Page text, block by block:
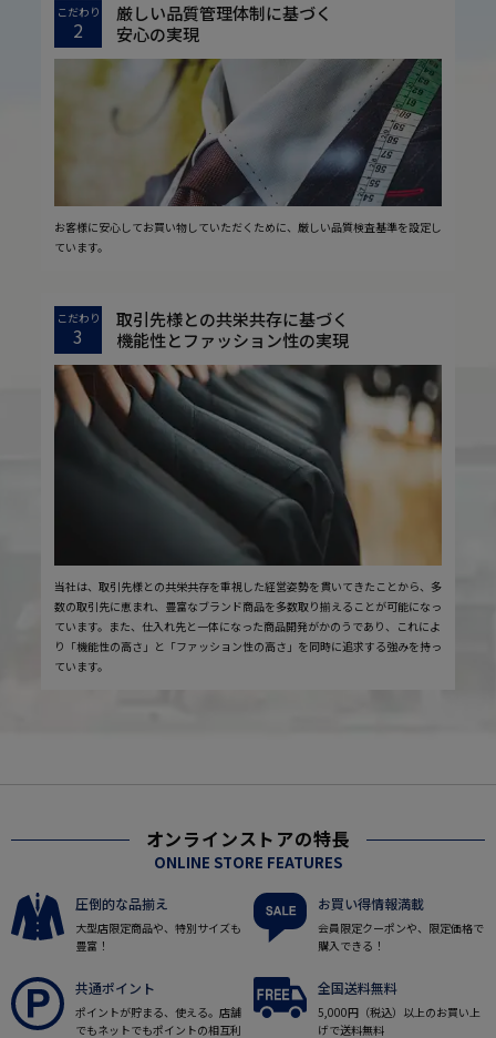
こだわり
2
厳しい品質管理体制に基づく
安心の実現
お客様に安心してお買い物していただくために、厳しい品質検査基準を設定し
ています。
こだわり
3
取引先様との共栄共存に基づく
機能性とファッション性の実現
当社は、取引先様との共栄共存を重視した経営姿勢を貫いてきたことから、多
数の取引先に恵まれ、豊富なブランド商品を多数取り揃えることが可能になっ
ています。また、仕入れ先と一体になった商品開発がかのうであり、これによ
り「機能性の高さ」と「ファッション性の高さ」を同時に追求する強みを持っ
ています。
オンラインストアの特長
ONLINE STORE FEATURES
圧倒的な品揃え
大型店限定商品や、特別サイズも
豊富！
お買い得情報満載
会員限定クーポンや、限定価格で
購入できる！
共通ポイント
ポイントが貯まる、使える。店舗
でもネットでもポイントの相互利
全国送料無料
5,000円（税込）以上のお買い上
げで送料無料